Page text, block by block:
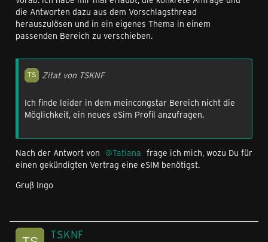
die Antworten dazu aus dem Vorschlagsthread
herauszulösen und in ein eigenes Thema in einem
passenden Bereich zu verschieben.
Zitat von TSKNF
Ich finde leider in dem meincongstar Bereich nicht die
Möglichkeit, ein neues eSim Profil anzufragen.
Nach der Antwort von Tatiana frage ich mich, wozu Du für
einen gekündigten Vertrag eine eSIM benötigst.
Gruß Ingo
TSKNF